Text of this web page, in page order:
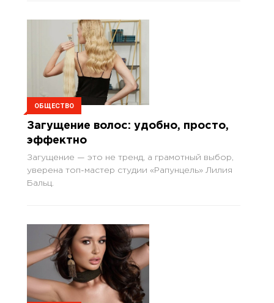
ОБЩЕСТВО
Загущение волос: удобно, просто,
эффектно
Загущение — это не тренд, а грамотный выбор,
уверена топ-мастер студии «Рапунцель» Лилия
Бальц.